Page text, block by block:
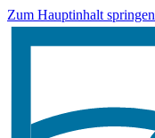
Zum Hauptinhalt springen